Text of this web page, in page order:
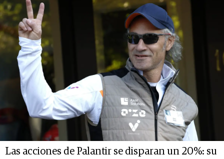
Las acciones de Palantir se disparan un 20%: su